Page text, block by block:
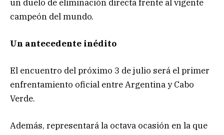
un duelo de eliminación directa frente al vigente
campeón del mundo.
Un antecedente inédito
El encuentro del próximo 3 de julio será el primer
enfrentamiento oficial entre Argentina y Cabo
Verde.
Además, representará la octava ocasión en la que